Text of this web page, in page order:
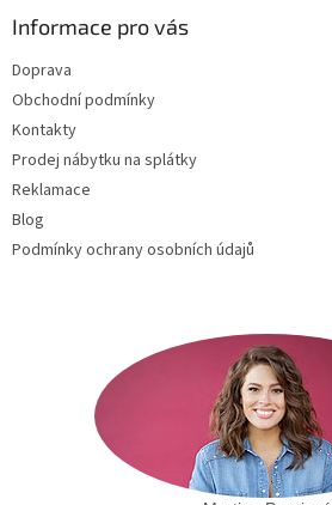
Informace pro vás
Doprava
Obchodní podmínky
Kontakty
Prodej nábytku na splátky
Reklamace
Blog
Podmínky ochrany osobních údajů